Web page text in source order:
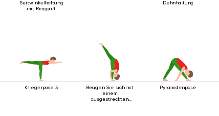
Seitwinkelhaltung
mit Ringgriff
Dehnhaltung
Kriegerpose 3
Beugen Sie sich mit
einem
ausgestreckten
Pyramidenpose